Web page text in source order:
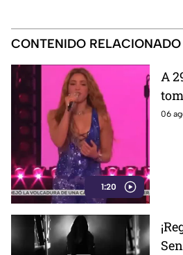
CONTENIDO RELACIONADO
1:20
A
06